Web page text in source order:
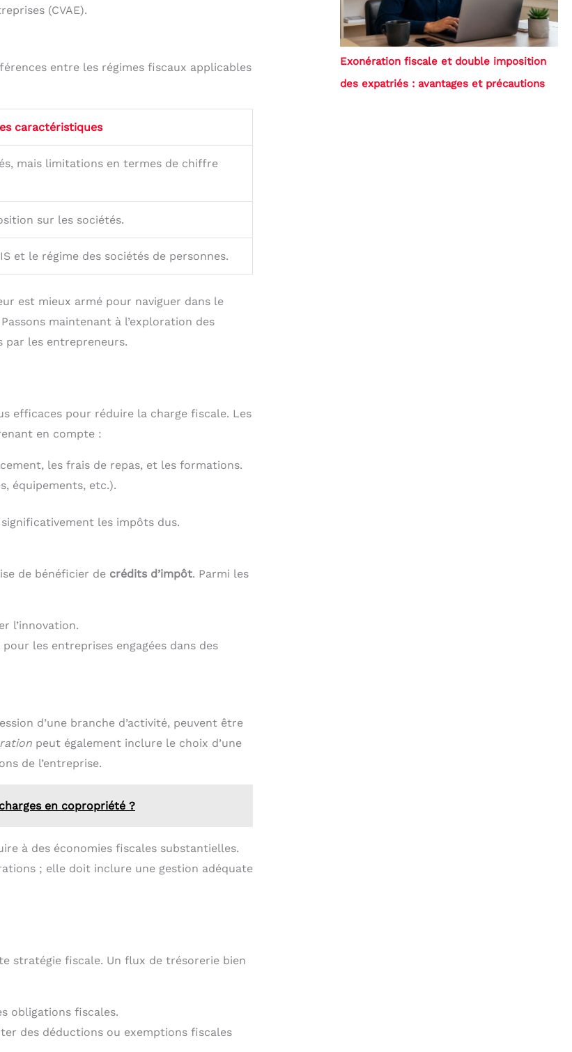
(CVAE).
entre les régimes fiscaux applicables
caractéristiques
mais limitations en termes de chiffre
sur les sociétés.
et le régime des sociétés de personnes.
est mieux armé pour naviguer dans le
maintenant à l’exploration des
par les entrepreneurs.
efficaces pour réduire la charge fiscale. Les
en compte :
les frais de repas, et les formations.
équipements, etc.).
les impôts dus.
de bénéficier de crédits d’impôt. Parmi les
l’innovation.
les entreprises engagées dans des
d’une branche d’activité, peuvent être
peut également inclure le choix d’une
de l’entreprise.
en copropriété ?
à des économies fiscales substantielles.
; elle doit inclure une gestion adéquate
stratégie fiscale. Un flux de trésorerie bien
obligations fiscales.
des déductions ou exemptions fiscales
Exonération fiscale et double imposition
des expatriés : avantages et précautions